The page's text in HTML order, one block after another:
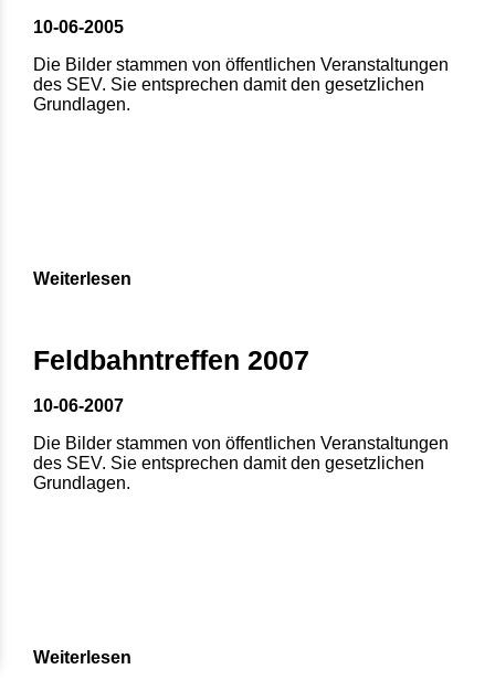
10-06-2005
Die Bilder stammen von öffentlichen Veranstaltungen
des SEV. Sie entsprechen damit den gesetzlichen
Grundlagen.
Weiterlesen
Feldbahntreffen 2007
10-06-2007
Die Bilder stammen von öffentlichen Veranstaltungen
des SEV. Sie entsprechen damit den gesetzlichen
Grundlagen.
Weiterlesen